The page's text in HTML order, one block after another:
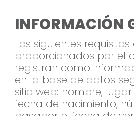
INFORMACIÓN
Los siguientes
proporcionados por el
registran como
en la base de datos
sitio web: nombre,
fecha de nacimiento,